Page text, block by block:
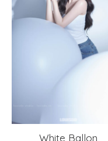
White Ballon